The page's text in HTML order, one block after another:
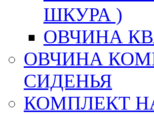
ШКУРА )
ОВЧИНА
ОВЧИНА
СИДЕНЬЯ
КОМПЛЕКТ